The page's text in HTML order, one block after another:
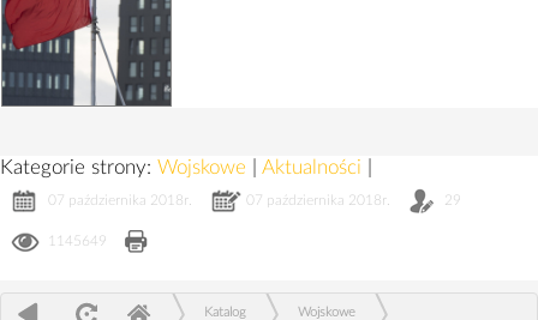
Kategorie strony: Wojskowe Aktualności
07 października 2018r. 07 października 2018r. 29
1145649
Katalog Wojskowe